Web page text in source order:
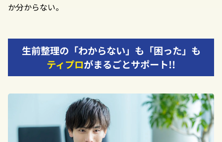
か分からない。
生前整理の「わからない」も「困った」も
ティプロがまるごとサポート!!